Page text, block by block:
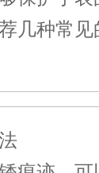
几种常见